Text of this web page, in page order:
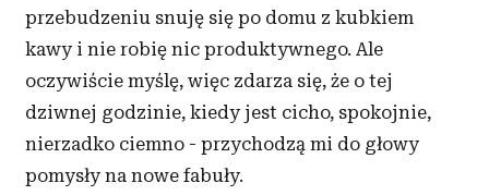
przebudzeniu snuję się po domu z kubkiem
kawy i nie robię nic produktywnego. Ale
oczywiście myślę, więc zdarza się, że o tej
dziwnej godzinie, kiedy jest cicho, spokojnie,
nierzadko ciemno - przychodzą mi do głowy
pomysły na nowe fabuły.